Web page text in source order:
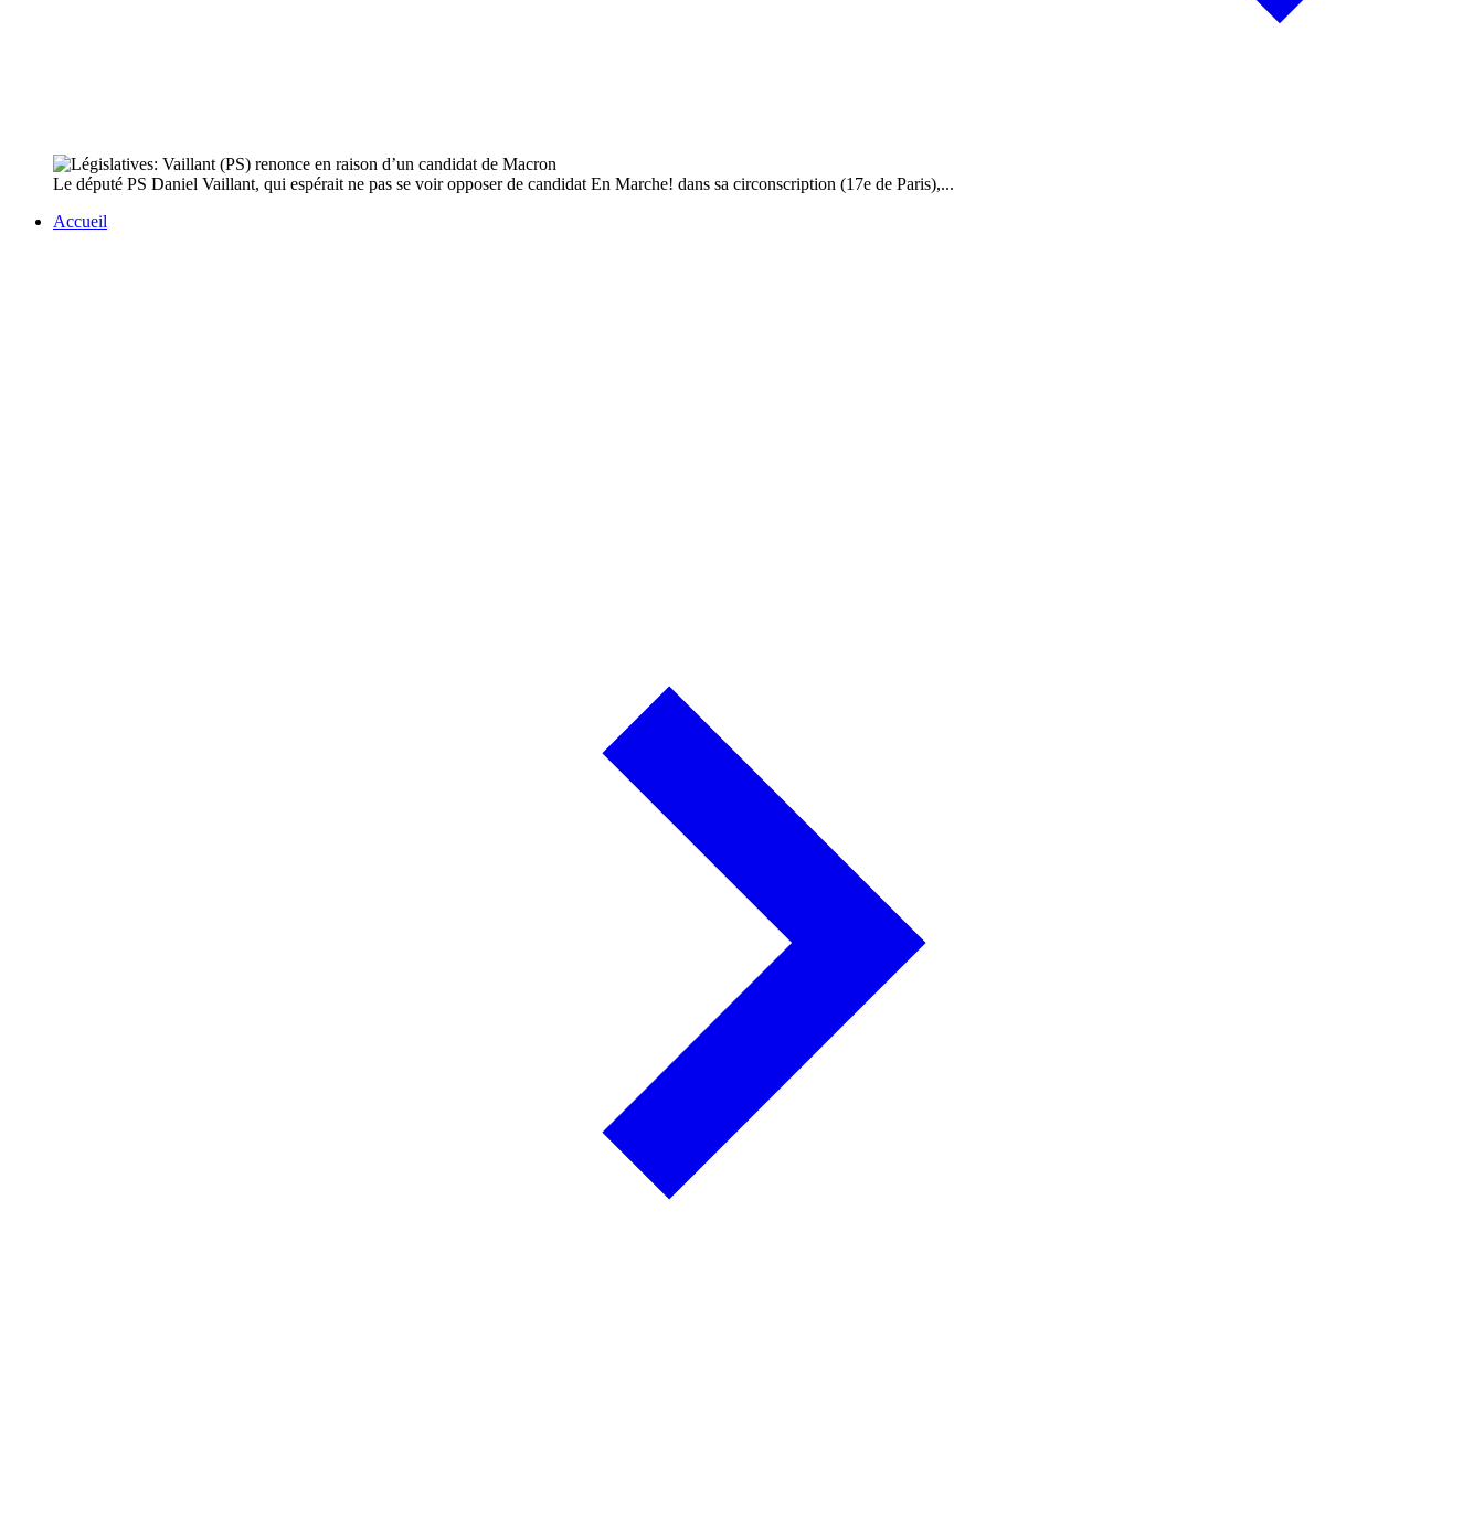
Le député PS Daniel Vaillant, qui espérait ne pas se voir opposer de candidat En Marche! dans sa circonscription (17e de Paris),...
Accueil